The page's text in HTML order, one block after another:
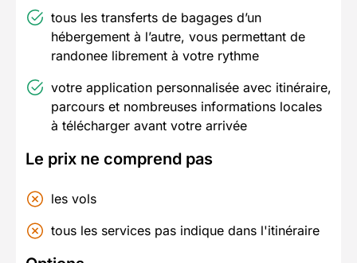
tous les transferts de bagages d’un
hébergement à l’autre, vous permettant de
randonee librement à votre rythme
votre application personnalisée avec itinéraire,
parcours et nombreuses informations locales
à télécharger avant votre arrivée
Le prix ne comprend pas
les vols
tous les services pas indique dans l'itinéraire